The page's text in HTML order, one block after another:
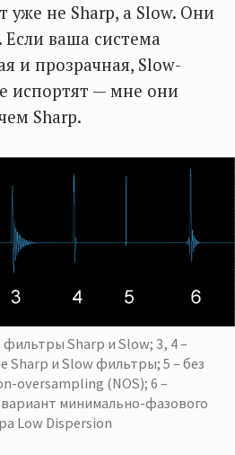
уже не Sharp, а Slow. Они
ваша система
и прозрачная, Slow-
испортят — мне они
Sharp.
Sharp и Slow; 3, 4 –
Sharp и Slow фильтры; 5 – без
oversampling (NOS); 6 –
минимально-фазового
Low Dispersion